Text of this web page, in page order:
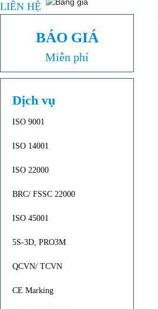
LIÊN HỆ
BÁO GIÁ
Miễn phí
Dịch vụ
ISO 9001
ISO 14001
ISO 22000
BRC/ FSSC 22000
ISO 45001
5S-3D, PRO3M
QCVN/ TCVN
CE Marking